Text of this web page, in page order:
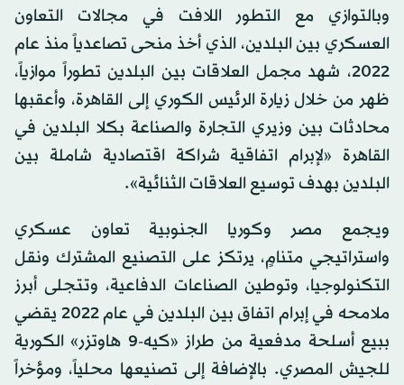
وبالتوازي مع التطور اللافت في مجالات التعاون
العسكري بين البلدين، الذي أخذ منحى تصاعدياً منذ عام
2022، شهد مجمل العلاقات بين البلدين تطوراً موازياً،
ظهر من خلال زيارة الرئيس الكوري إلى القاهرة، وأعقبها
محادثات بين وزيري التجارة والصناعة بكلا البلدين في
القاهرة «لإبرام اتفاقية شراكة اقتصادية شاملة بين
البلدين بهدف توسيع العلاقات الثنائية».
ويجمع مصر وكوريا الجنوبية تعاون عسكري
واستراتيجي متنامٍ، يرتكز على التصنيع المشترك ونقل
التكنولوجيا، وتوطين الصناعات الدفاعية، وتتجلى أبرز
ملامحه في إبرام اتفاق بين البلدين في عام 2022 يقضي
ببيع أسلحة مدفعية من طراز «كيه-9 هاوتزر» الكورية
للجيش المصري. بالإضافة إلى تصنيعها محلياً، ومؤخراً